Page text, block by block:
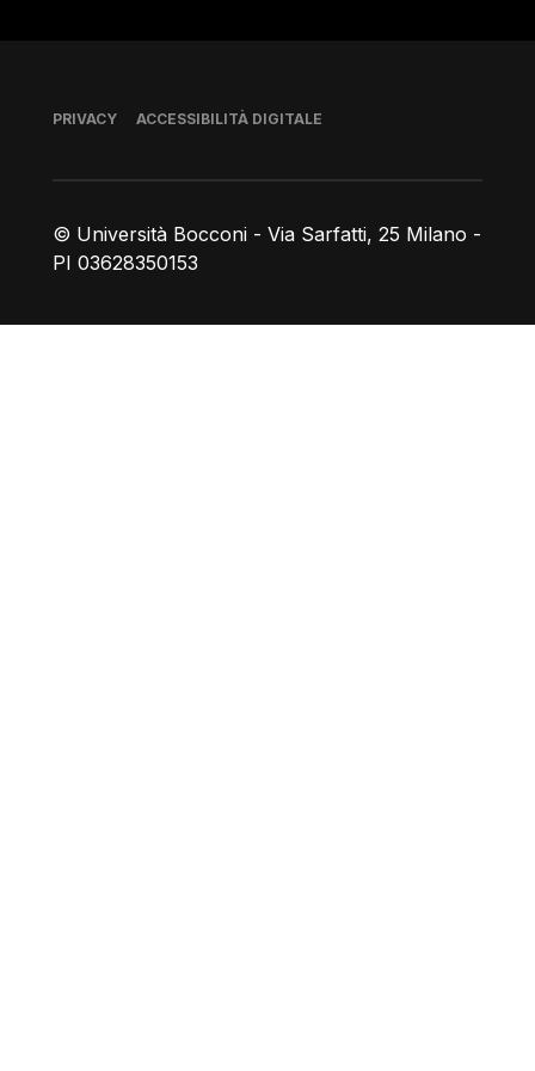
© Università Bocconi - Via Sarfatti, 25 Milano -
PI 03628350153
Piè di pagina
PRIVACY ACCESSIBILITÀ DIGITALE